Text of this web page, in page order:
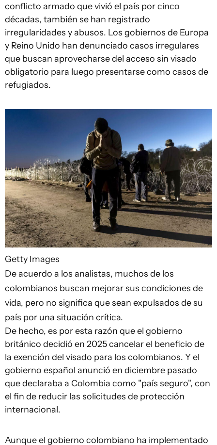
conflicto armado que vivió el país por cinco
décadas, también se han registrado
irregularidades y abusos. Los gobiernos de Europa
y Reino Unido han denunciado casos irregulares
que buscan aprovecharse del acceso sin visado
obligatorio para luego presentarse como casos de
refugiados.
Getty Images
De acuerdo a los analistas, muchos de los
colombianos buscan mejorar sus condiciones de
vida, pero no significa que sean expulsados de su
país por una situación crítica.
De hecho, es por esta razón que el gobierno
británico decidió en 2025 cancelar el beneficio de
la exención del visado para los colombianos. Y el
gobierno español anunció en diciembre pasado
que declaraba a Colombia como "país seguro", con
el fin de reducir las solicitudes de protección
internacional.
Aunque el gobierno colombiano ha implementado